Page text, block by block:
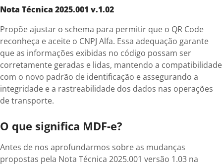
Nota Técnica 2025.001 v.1.02
Propõe ajustar o schema para permitir que o QR Code
reconheça e aceite o CNPJ Alfa. Essa adequação garante
que as informações exibidas no código possam ser
corretamente geradas e lidas, mantendo a compatibilidade
com o novo padrão de identificação e assegurando a
integridade e a rastreabilidade dos dados nas operações
de transporte.
O que significa MDF-e?
Antes de nos aprofundarmos sobre as mudanças
propostas pela Nota Técnica 2025.001 versão 1.03 na